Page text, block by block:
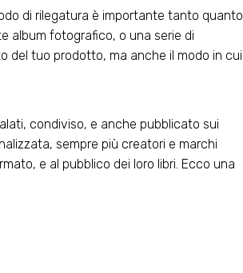
di rilegatura è importante tanto quanto
album fotografico, o una serie di
del tuo prodotto, ma anche il modo in cui
condiviso, e anche pubblicato sui
sempre più creatori e marchi
e al pubblico dei loro libri. Ecco una